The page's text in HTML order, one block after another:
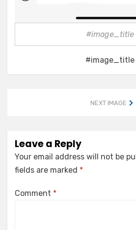
#image_title
#image_title
NEXT IMAGE
Leave a Reply
Your email address will not be
fields are marked *
Comment *